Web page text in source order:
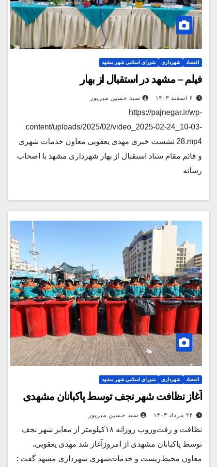
اقتصاد شهرداری شورای اسلامی شهر مشهد
فیلم – مشهد در استقبال از بهار
۶ اسفند ۱۴۰۳ سید حسین میرپور
https://pajnegar.ir/wp-
content/uploads/2025/02/video_2025-02-24_10-03-
28.mp4 نشست خبری مهدی یعقوبی معاون خدمات شهری
و قائم مقام ستاد استقبال از بهار شهرداری مشهد با اصحاب
رسانه
اقتصاد شهرداری شورای اسلامی شهر مشهد
آغاز نظافت شهر نجف توسط پاکبانان مشهدی
۲۴ مرداد ۱۴۰۳ سید حسین میرپور
نظافت و رفت‌وروب روزانه ۱۸کیلومتر از معابر شهر نجف
توسط پاکبانان مشهدی از امروزآغاز شد مهدی یعقوبی،
معاون محیط‌زیست و خدمات‌شهری شهرداری مشهد گفت :